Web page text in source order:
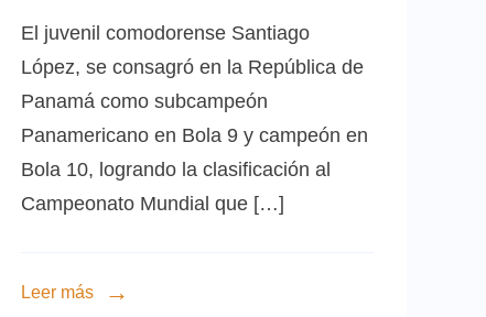
El juvenil comodorense Santiago
López, se consagró en la República de
Panamá como subcampeón
Panamericano en Bola 9 y campeón en
Bola 10, logrando la clasificación al
Campeonato Mundial que […]
Leer más